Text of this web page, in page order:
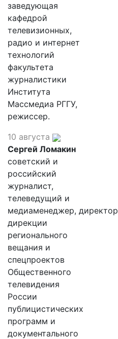
заведующая
кафедрой
телевизионных,
радио и интернет
технологий
факультета
журналистики
Института
Массмедиа РГГУ,
режиссер.
10 августа
Сергей Ломакин
советский и
российский
журналист,
телеведущий и
медиаменеджер, директор
дирекции
регионального
вещания и
спецпроектов
Общественного
телевидения
России
публицистических
программ и
документального